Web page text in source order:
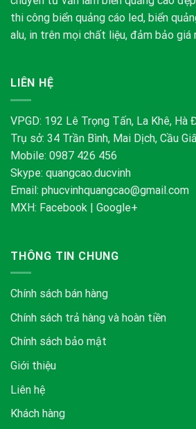
thi công biển quảng cáo led, biển
alu, in trên mọi chất liệu, đảm bảo giá
LIÊN HỆ
VPGD: 192 Lê Trọng Tấn, La Khê, Hà
Trụ sở: 34 Trần Bình, Mai Dịch, Cầu
Mobile: 0987 426 456
Skype: quangcao.ducvinh
Email: phucvinhquangcao@gmail.com
MXH: Facebook | Google+
THÔNG TIN CHUNG
Chính sách bán hàng
Chính sách trả hàng và hoàn tiền
Chính sách bảo mật
Giới thiệu
Liên hệ
Khách hàng